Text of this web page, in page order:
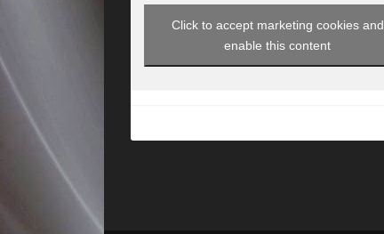
Click to accept marketing cookies and
enable this content